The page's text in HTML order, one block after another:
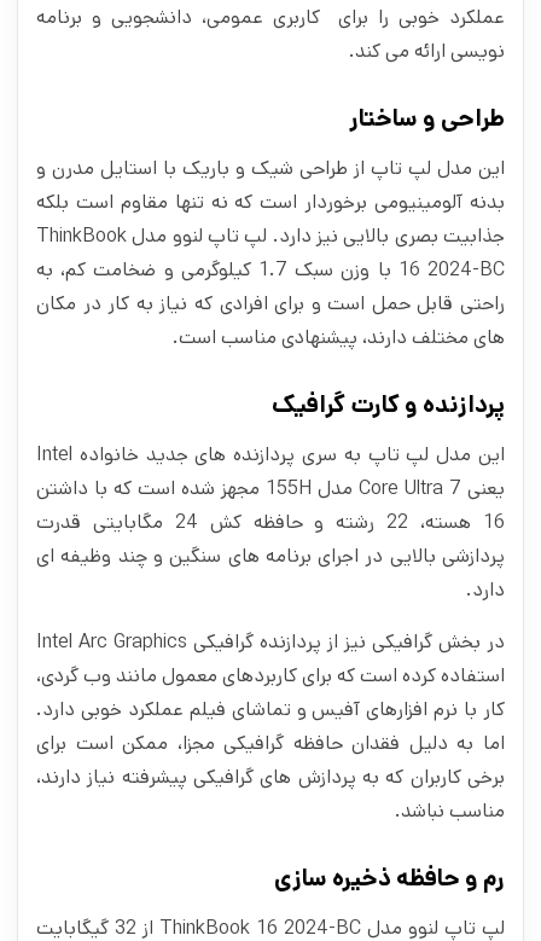
عملکرد خوبی را برای کاربری عمومی، دانشجویی و برنامه
نویسی ارائه می کند.
طراحی و ساختار
این مدل لپ تاپ از طراحی شیک و باریک با استایل مدرن و
بدنه‌ آلومینیومی برخوردار است که نه تنها مقاوم است بلکه
جذابیت بصری بالایی نیز دارد. لپ تاپ لنوو مدل ThinkBook
16 2024-BC با وزن سبک 1.7 کیلوگرمی و ضخامت کم، به
راحتی قابل حمل است و برای افرادی که نیاز به کار در مکان‌
های مختلف دارند، پیشنهادی مناسب است.
پردازنده و کارت گرافیک
این مدل لپ تاپ به سری پردازنده های جدید خانواده Intel
یعنی Core Ultra 7 مدل 155H مجهز شده است که با داشتن
16 هسته، 22 رشته و حافظه کش 24 مگابایتی قدرت
پردازشی بالایی در اجرای برنامه‌ های سنگین‌ و چند وظيفه‌ ای
دارد.
در بخش گرافیکی نیز از پردازنده گرافیکی Intel Arc Graphics
استفاده کرده است که برای کاربردهای معمول مانند وب گردی،
کار با نرم افزارهای آفیس و تماشای فیلم عملکرد خوبی دارد.
اما به‌ دلیل فقدان حافظه‌ گرافیکی مجزا، ممکن است برای
برخی کاربران که به پردازش‌ های گرافیکی پیشرفته نیاز دارند،
مناسب نباشد.
رم و حافظه ذخیره سازی
لپ تاپ لنوو مدل ThinkBook 16 2024-BC از 32 گیگابایت